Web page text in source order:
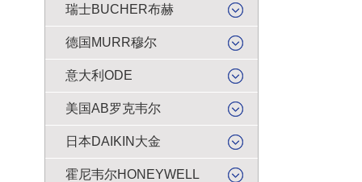
瑞士BUCHER布赫
德国MURR穆尔
意大利ODE
美国AB罗克韦尔
日本DAIKIN大金
霍尼韦尔HONEYWELL